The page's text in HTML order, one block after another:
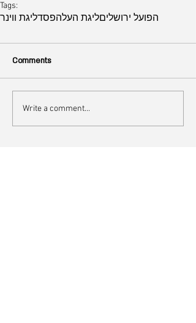
Tags:
ליגת ווינרהפסדליגת העלהפועל ירושלים
Comments
Write a comment...